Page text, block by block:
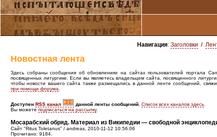
Навигация: Заголовки /
Новостная лента
Здесь собраны сообщения об обновлениях на сайтах пользователей портала
посвященных литургике. Если вы являетесь владельцем сайта, посвященного
чтобы новости вашего сайта также размещались в данной ленте сообщений,
при помощи форума
Доступен RSS канал данной ленты сообщений. Список всех каналов здесь
Вы можете подписаться на рассылку.
Мосарабский обряд. Материал из Википедии — свободной
Сайт "Ritus Toletanus" / andreas, 2010-11-12 10:56:06
Прочитано: 9184.